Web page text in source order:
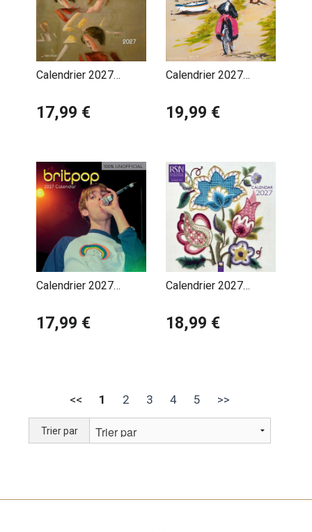
Calendrier 2027
17,99 €
Calendrier 2027
Gharlic
19,99 €
Calendrier 2027
des Années 90
17,99 €
Calendrier 2027
Main
18,99 €
<< 1 2 3 4 5 >>
Trier par